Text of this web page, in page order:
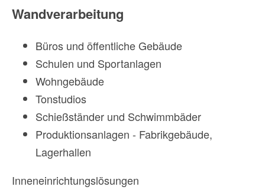
Wandverarbeitung
Büros und öffentliche Gebäude
Schulen und Sportanlagen
Wohngebäude
Tonstudios
Schießständer und Schwimmbäder
Produktionsanlagen - Fabrikgebäude,
Lagerhallen
Inneneinrichtungslösungen